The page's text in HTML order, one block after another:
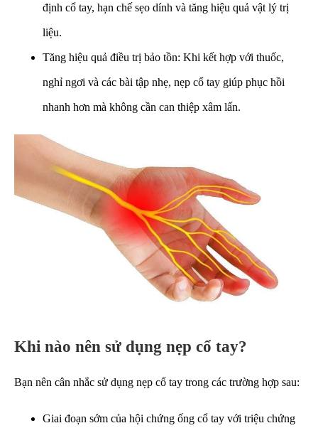
định cổ tay, hạn chế sẹo dính và tăng hiệu quả vật lý trị
liệu.
Tăng hiệu quả điều trị bảo tồn: Khi kết hợp với thuốc,
nghỉ ngơi và các bài tập nhẹ, nẹp cổ tay giúp phục hồi
nhanh hơn mà không cần can thiệp xâm lấn.
Khi nào nên sử dụng nẹp cổ tay?
Bạn nên cân nhắc sử dụng nẹp cổ tay trong các trường hợp sau:
Giai đoạn sớm của hội chứng ống cổ tay với triệu chứng